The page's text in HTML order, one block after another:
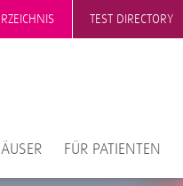
TEST DIRECTORY
FÜR PATIENTEN